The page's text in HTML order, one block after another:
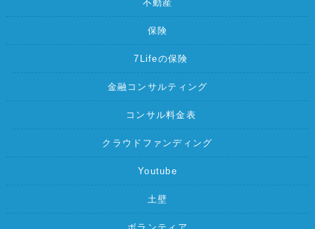
不動産
保険
7Lifeの保険
金融コンサルティング
コンサル料金表
クラウドファンディング
Youtube
土壁